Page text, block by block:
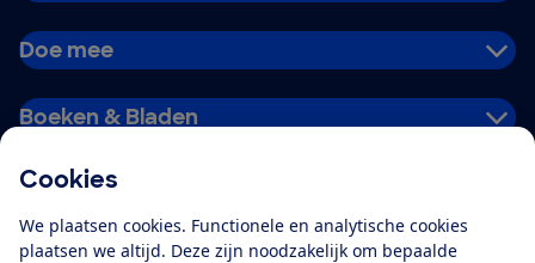
Cookies
We plaatsen cookies. Functionele en analytische cookies
plaatsen we altijd. Deze zijn noodzakelijk om bepaalde
Doe mee
Boeken & Bladen